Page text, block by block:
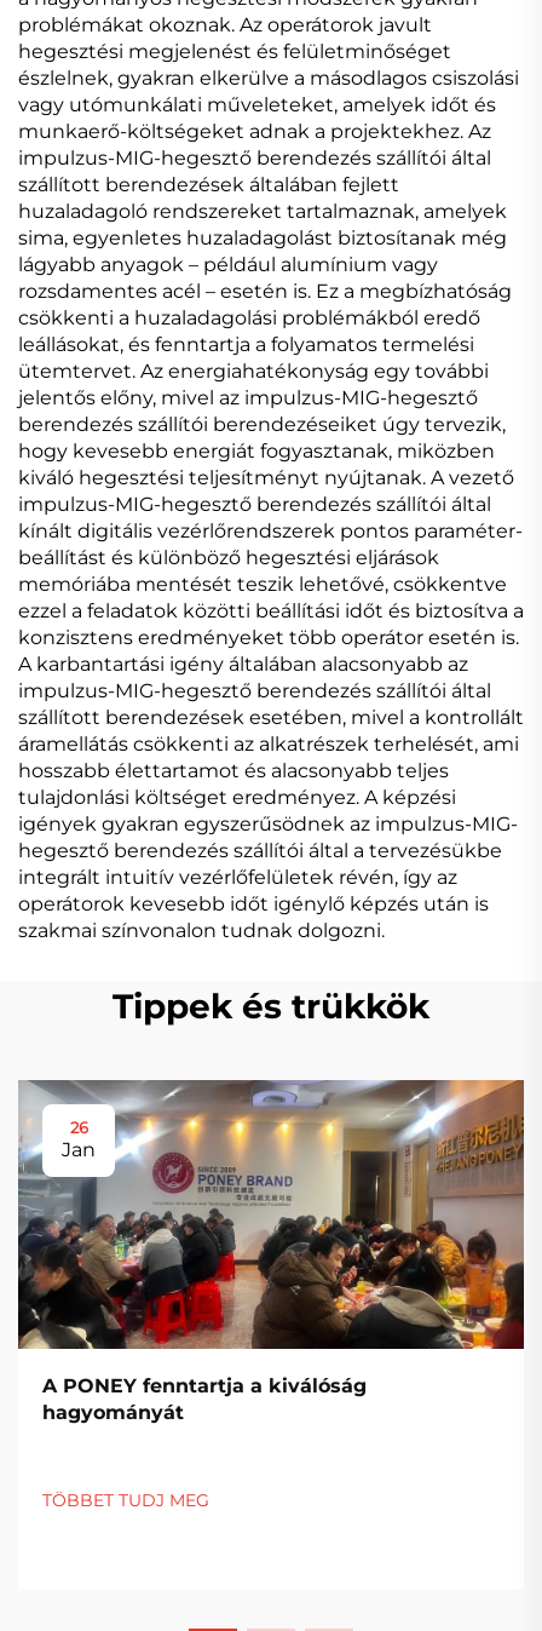
problémákat okoznak. Az operátorok javult
hegesztési megjelenést és felületminőséget
észlelnek, gyakran elkerülve a másodlagos csiszolási
vagy utómunkálati műveleteket, amelyek időt és
munkaerő-költségeket adnak a projektekhez. Az
impulzus-MIG-hegesztő berendezés szállítói által
szállított berendezések általában fejlett
huzaladagoló rendszereket tartalmaznak, amelyek
sima, egyenletes huzaladagolást biztosítanak még
lágyabb anyagok – például alumínium vagy
rozsdamentes acél – esetén is. Ez a megbízhatóság
csökkenti a huzaladagolási problémákból eredő
leállásokat, és fenntartja a folyamatos termelési
ütemtervet. Az energiahatékonyság egy további
jelentős előny, mivel az impulzus-MIG-hegesztő
berendezés szállítói berendezéseiket úgy tervezik,
hogy kevesebb energiát fogyasztanak, miközben
kiváló hegesztési teljesítményt nyújtanak. A vezető
impulzus-MIG-hegesztő berendezés szállítói által
kínált digitális vezérlőrendszerek pontos paraméter-
beállítást és különböző hegesztési eljárások
memóriába mentését teszik lehetővé, csökkentve
ezzel a feladatok közötti beállítási időt és biztosítva a
konzisztens eredményeket több operátor esetén is.
A karbantartási igény általában alacsonyabb az
impulzus-MIG-hegesztő berendezés szállítói által
szállított berendezések esetében, mivel a kontrollált
áramellátás csökkenti az alkatrészek terhelését, ami
hosszabb élettartamot és alacsonyabb teljes
tulajdonlási költséget eredményez. A képzési
igények gyakran egyszerűsödnek az impulzus-MIG-
hegesztő berendezés szállítói által a tervezésükbe
integrált intuitív vezérlőfelületek révén, így az
operátorok kevesebb időt igénylő képzés után is
szakmai színvonalon tudnak dolgozni.
Tippek és trükkök
26
Jan
A PONEY fenntartja a kiválóság
hagyományát
TÖBBET TUDJ MEG